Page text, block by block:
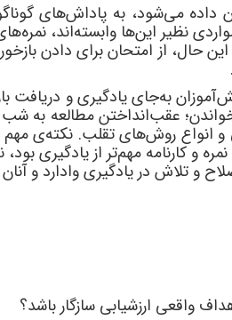
داده میشود، به پاداشهای
نظیر اینها وابستهاند، نمره
این حال، از امتحانبرای دادن
آموزان بهجای یادگیری و دریافت
عقبانداختن مطالعه به شب
انواع روشهای تقلب. نکتهی مهم
و کارنامه مهمتر از یادگیری
و تلاش در یادگیریوادارد و
واقعی ارزشیابی سازگار باشد؟